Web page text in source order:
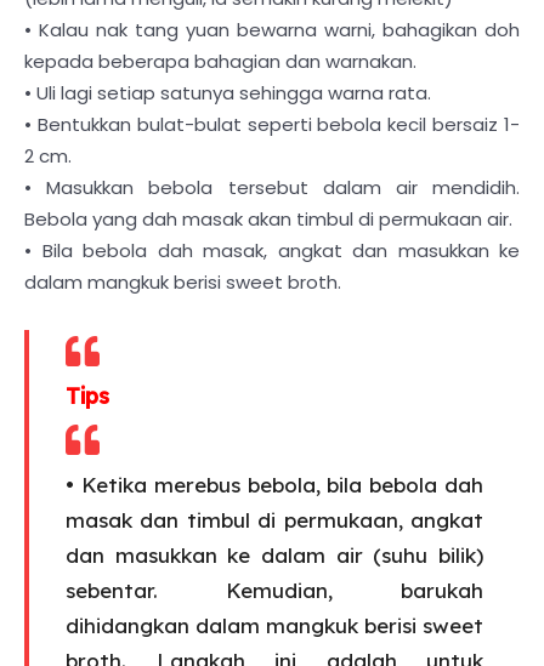
• Kalau nak tang yuan bewarna warni, bahagikan doh
kepada beberapa bahagian dan warnakan.
• Uli lagi setiap satunya sehingga warna rata.
• Bentukkan bulat-bulat seperti bebola kecil bersaiz 1-
2 cm.
• Masukkan bebola tersebut dalam air mendidih.
Bebola yang dah masak akan timbul di permukaan air.
• Bila bebola dah masak, angkat dan masukkan ke
dalam mangkuk berisi sweet broth.
Tips
• Ketika merebus bebola, bila bebola dah
masak dan timbul di permukaan, angkat
dan masukkan ke dalam air (suhu bilik)
sebentar. Kemudian, barukah
dihidangkan dalam mangkuk berisi sweet
broth. Langkah ini adalah untuk